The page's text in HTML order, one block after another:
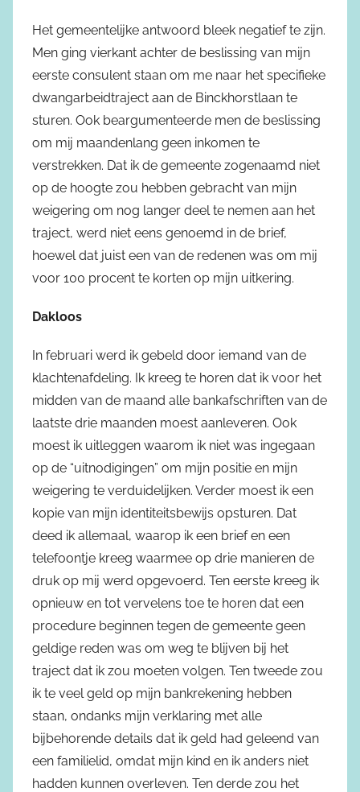
Het gemeentelijke antwoord bleek negatief te zijn.
Men ging vierkant achter de beslissing van mijn
eerste consulent staan om me naar het specifieke
dwangarbeidtraject aan de Binckhorstlaan te
sturen. Ook beargumenteerde men de beslissing
om mij maandenlang geen inkomen te
verstrekken. Dat ik de gemeente zogenaamd niet
op de hoogte zou hebben gebracht van mijn
weigering om nog langer deel te nemen aan het
traject, werd niet eens genoemd in de brief,
hoewel dat juist een van de redenen was om mij
voor 100 procent te korten op mijn uitkering.
Dakloos
In februari werd ik gebeld door iemand van de
klachtenafdeling. Ik kreeg te horen dat ik voor het
midden van de maand alle bankafschriften van de
laatste drie maanden moest aanleveren. Ook
moest ik uitleggen waarom ik niet was ingegaan
op de “uitnodigingen” om mijn positie en mijn
weigering te verduidelijken. Verder moest ik een
kopie van mijn identiteitsbewijs opsturen. Dat
deed ik allemaal, waarop ik een brief en een
telefoontje kreeg waarmee op drie manieren de
druk op mij werd opgevoerd. Ten eerste kreeg ik
opnieuw en tot vervelens toe te horen dat een
procedure beginnen tegen de gemeente geen
geldige reden was om weg te blijven bij het
traject dat ik zou moeten volgen. Ten tweede zou
ik te veel geld op mijn bankrekening hebben
staan, ondanks mijn verklaring met alle
bijbehorende details dat ik geld had geleend van
een familielid, omdat mijn kind en ik anders niet
hadden kunnen overleven. Ten derde zou het